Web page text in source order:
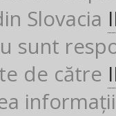
Slovacia
sunt
de către